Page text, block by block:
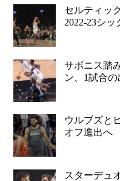
セルティッ
2022-23シ
サボニス踏
ン、1試合
ウルブズと
オフ進出へ
スターデュ